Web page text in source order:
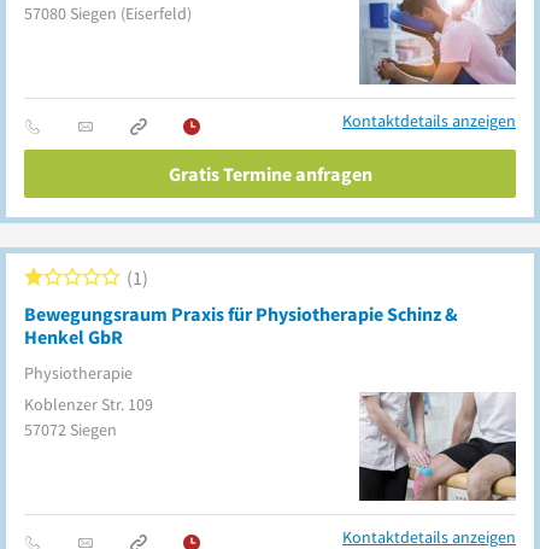
57080 Siegen (Eiserfeld)
Kontaktdetails anzeigen
Gratis Termine anfragen
Bewegungsraum Praxis für Physiotherapie Schinz &
Henkel GbR
Physiotherapie
1
Koblenzer Str. 109
57072 Siegen
Kontaktdetails anzeigen